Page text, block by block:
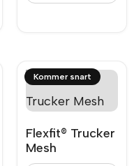
Flexfit® Trucker
Mesh